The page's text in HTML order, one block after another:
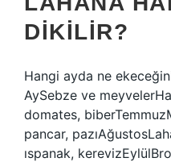
DIKILIR?
Hangi ayda ne
AySebze ve
domates,
pancar,
ıspanak,